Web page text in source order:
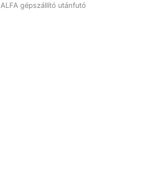
ALFA gépszállító utánfutó